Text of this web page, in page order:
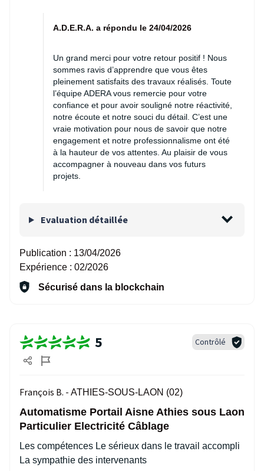
A.D.E.R.A. a répondu le 24/04/2026
Un grand merci pour votre retour positif ! Nous
sommes ravis d’apprendre que vous êtes
pleinement satisfaits des travaux réalisés. Toute
l’équipe ADERA vous remercie pour votre
confiance et pour avoir souligné notre réactivité,
notre écoute et notre souci du détail. C’est une
vraie motivation pour nous de savoir que notre
engagement et notre professionnalisme ont été
à la hauteur de vos attentes. Au plaisir de vous
accompagner à nouveau dans vos futurs
projets.
Evaluation détaillée
Publication : 13/04/2026
Expérience : 02/2026
Sécurisé dans la blockchain
5 Contrôlé
François B. - ATHIES-SOUS-LAON (02)
Automatisme Portail Aisne Athies sous Laon
Particulier Electricité Câblage
Les compétences Le sérieux dans le travail accompli
La sympathie des intervenants